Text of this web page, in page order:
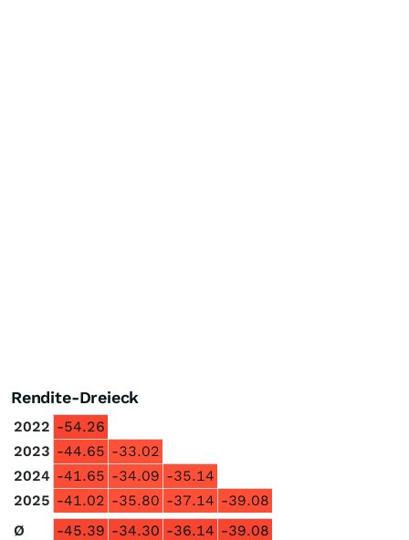
Rendite-Dreieck
2022 -54.26
2023 -44.65 -33.02
2024 -41.65 -34.09 -35.14
2025 -41.02 -35.80 -37.14 -39.08
Ø
-45.39 -34.30 -36.14 -39.08